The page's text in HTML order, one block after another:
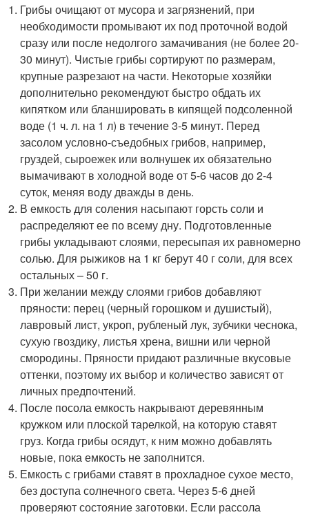
Грибы очищают от мусора и загрязнений, при
необходимости промывают их под проточной водой
сразу или после недолгого замачивания (не более 20-
30 минут). Чистые грибы сортируют по размерам,
крупные разрезают на части. Некоторые хозяйки
дополнительно рекомендуют быстро обдать их
кипятком или бланшировать в кипящей подсоленной
воде (1 ч. л. на 1 л) в течение 3-5 минут. Перед
засолом условно-съедобных грибов, например,
груздей, сыроежек или волнушек их обязательно
вымачивают в холодной воде от 5-6 часов до 2-4
суток, меняя воду дважды в день.
В емкость для соления насыпают горсть соли и
распределяют ее по всему дну. Подготовленные
грибы укладывают слоями, пересыпая их равномерно
солью. Для рыжиков на 1 кг берут 40 г соли, для всех
остальных – 50 г.
При желании между слоями грибов добавляют
пряности: перец (черный горошком и душистый),
лавровый лист, укроп, рубленый лук, зубчики чеснока,
сухую гвоздику, листья хрена, вишни или черной
смородины. Пряности придают различные вкусовые
оттенки, поэтому их выбор и количество зависят от
личных предпочтений.
После посола емкость накрывают деревянным
кружком или плоской тарелкой, на которую ставят
груз. Когда грибы осядут, к ним можно добавлять
новые, пока емкость не заполнится.
Емкость с грибами ставят в прохладное сухое место,
без доступа солнечного света. Через 5-6 дней
проверяют состояние заготовки. Если рассола